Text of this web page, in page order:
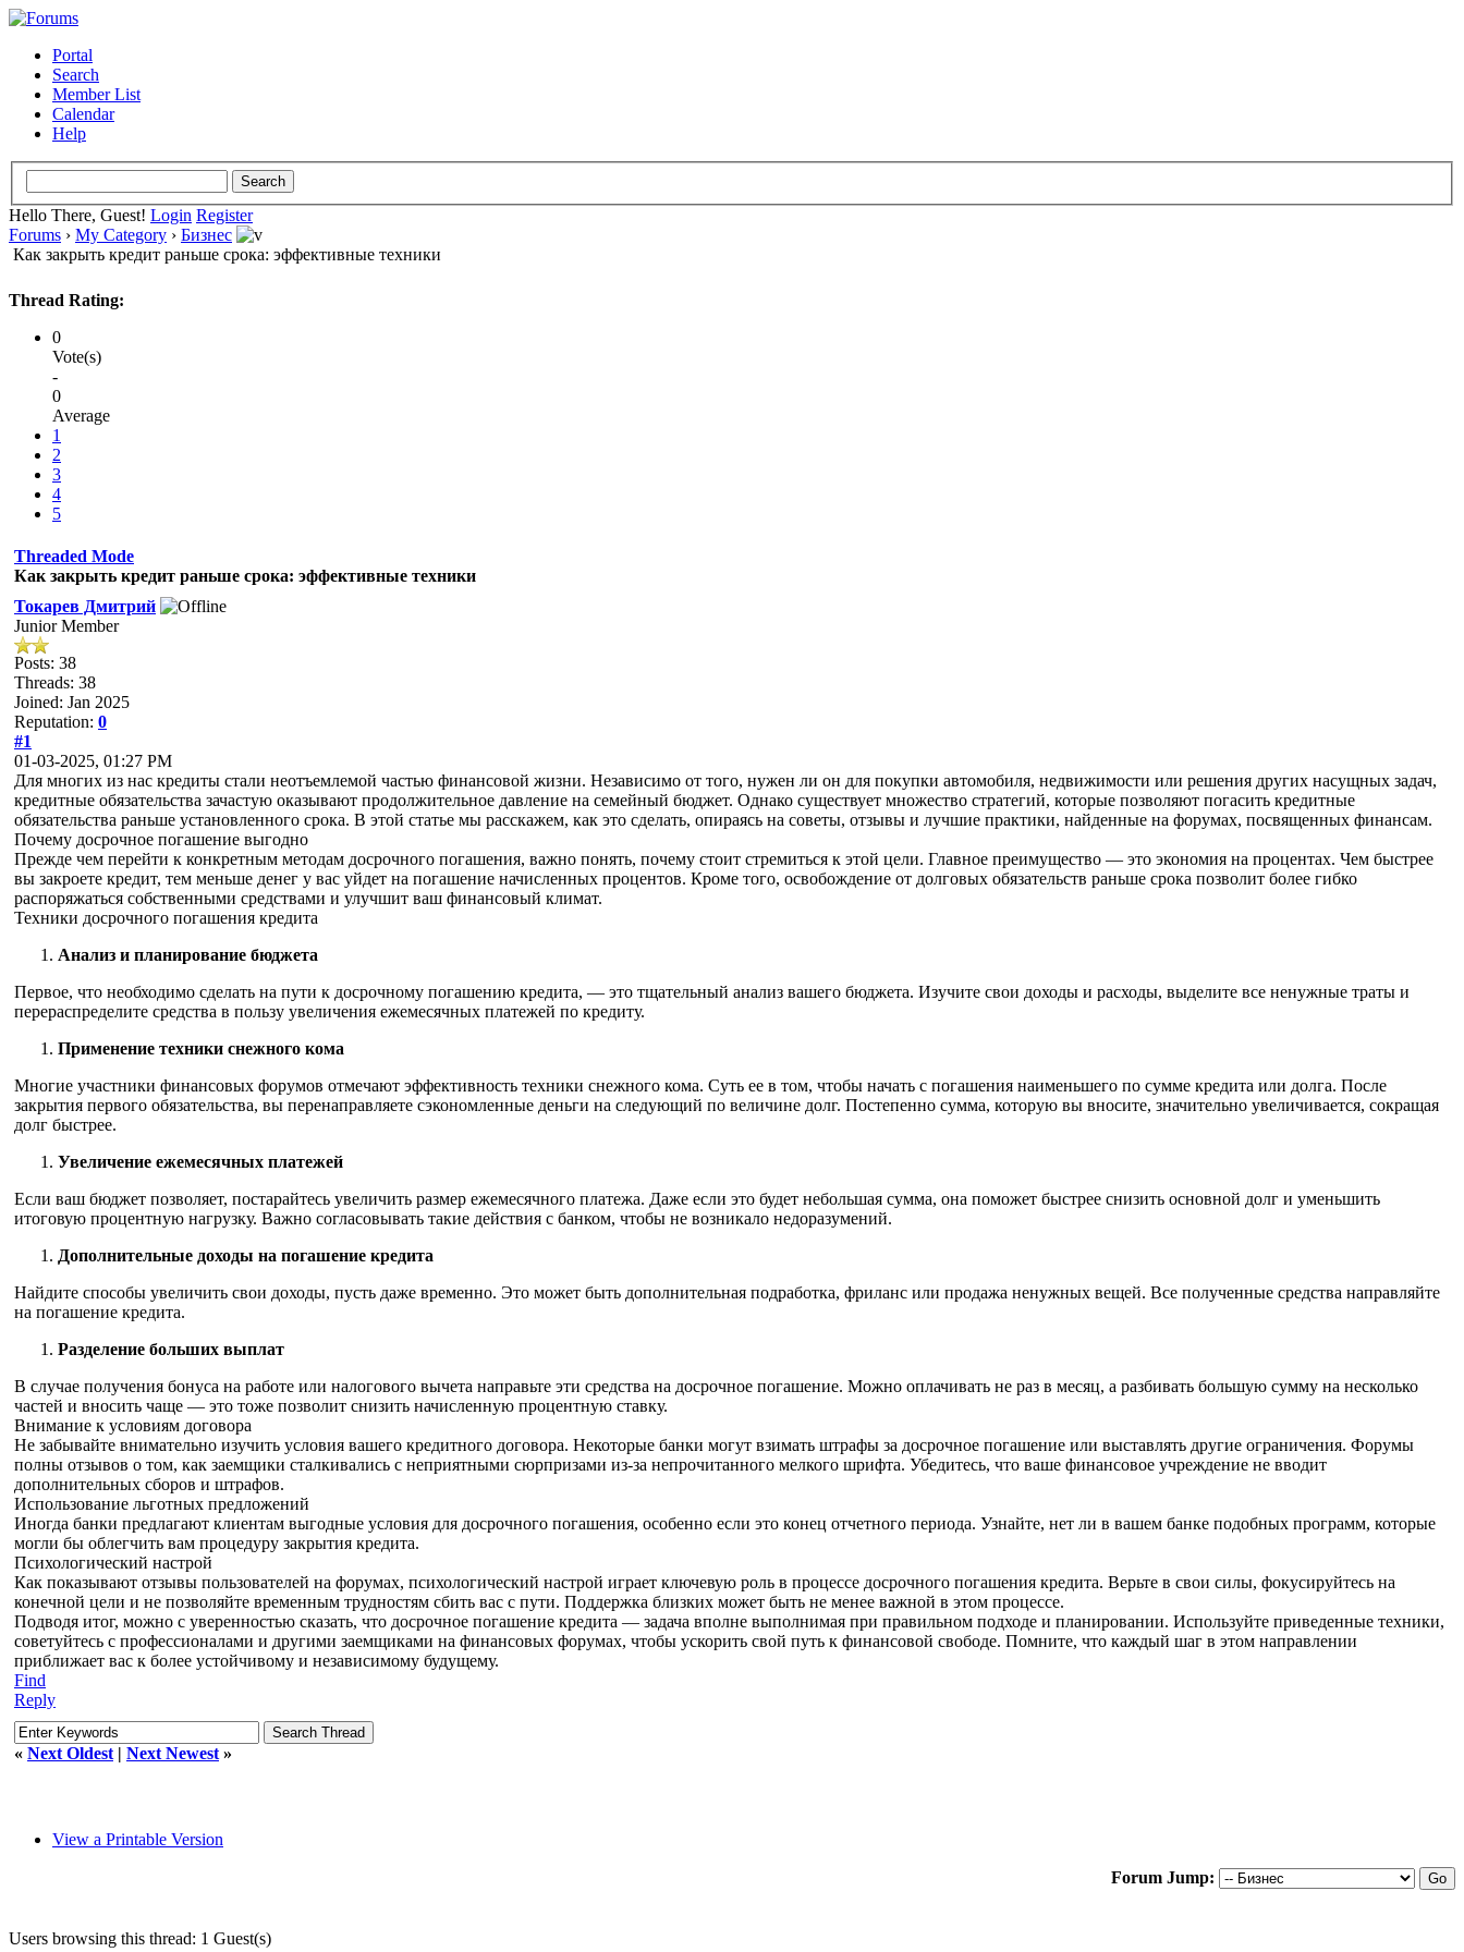
Portal
Search
Member List
Calendar
Help
Hello There, Guest! Login Register
Forums › My Category › Бизнес
Как закрыть кредит раньше срока: эффективные техники
Thread Rating:
0
Vote(s)
-
0
Average
1
2
3
4
5
Threaded Mode
Как закрыть кредит раньше срока: эффективные техники
Токарев Дмитрий
Junior Member
Posts: 38
Threads: 38
Joined: Jan 2025
Reputation: 0
#1
01-03-2025, 01:27 PM
Для многих из нас кредиты стали неотъемлемой частью финансовой жизни. Независимо от того, нужен ли он для покупки автомобиля, недвижимости или решения других насущных задач,
кредитные обязательства зачастую оказывают продолжительное давление на семейный бюджет. Однако существует множество стратегий, которые позволяют погасить кредитные
обязательства раньше установленного срока. В этой статье мы расскажем, как это сделать, опираясь на советы, отзывы и лучшие практики, найденные на форумах, посвященных финансам.
Почему досрочное погашение выгодно
Прежде чем перейти к конкретным методам досрочного погашения, важно понять, почему стоит стремиться к этой цели. Главное преимущество — это экономия на процентах. Чем быстрее
вы закроете кредит, тем меньше денег у вас уйдет на погашение начисленных процентов. Кроме того, освобождение от долговых обязательств раньше срока позволит более гибко
распоряжаться собственными средствами и улучшит ваш финансовый климат.
Техники досрочного погашения кредита
Анализ и планирование бюджета
Первое, что необходимо сделать на пути к досрочному погашению кредита, — это тщательный анализ вашего бюджета. Изучите свои доходы и расходы, выделите все ненужные траты и
перераспределите средства в пользу увеличения ежемесячных платежей по кредиту.
Применение техники снежного кома
Многие участники финансовых форумов отмечают эффективность техники снежного кома. Суть ее в том, чтобы начать с погашения наименьшего по сумме кредита или долга. После
закрытия первого обязательства, вы перенаправляете сэкономленные деньги на следующий по величине долг. Постепенно сумма, которую вы вносите, значительно увеличивается, сокращая
долг быстрее.
Увеличение ежемесячных платежей
Если ваш бюджет позволяет, постарайтесь увеличить размер ежемесячного платежа. Даже если это будет небольшая сумма, она поможет быстрее снизить основной долг и уменьшить
итоговую процентную нагрузку. Важно согласовывать такие действия с банком, чтобы не возникало недоразумений.
Дополнительные доходы на погашение кредита
Найдите способы увеличить свои доходы, пусть даже временно. Это может быть дополнительная подработка, фриланс или продажа ненужных вещей. Все полученные средства направляйте
на погашение кредита.
Разделение больших выплат
В случае получения бонуса на работе или налогового вычета направьте эти средства на досрочное погашение. Можно оплачивать не раз в месяц, а разбивать большую сумму на несколько
частей и вносить чаще — это тоже позволит снизить начисленную процентную ставку.
Внимание к условиям договора
Не забывайте внимательно изучить условия вашего кредитного договора. Некоторые банки могут взимать штрафы за досрочное погашение или выставлять другие ограничения. Форумы
полны отзывов о том, как заемщики сталкивались с неприятными сюрпризами из-за непрочитанного мелкого шрифта. Убедитесь, что ваше финансовое учреждение не вводит
дополнительных сборов и штрафов.
Использование льготных предложений
Иногда банки предлагают клиентам выгодные условия для досрочного погашения, особенно если это конец отчетного периода. Узнайте, нет ли в вашем банке подобных программ, которые
могли бы облегчить вам процедуру закрытия кредита.
Психологический настрой
Как показывают отзывы пользователей на форумах, психологический настрой играет ключевую роль в процессе досрочного погашения кредита. Верьте в свои силы, фокусируйтесь на
конечной цели и не позволяйте временным трудностям сбить вас с пути. Поддержка близких может быть не менее важной в этом процессе.
Подводя итог, можно с уверенностью сказать, что досрочное погашение кредита — задача вполне выполнимая при правильном подходе и планировании. Используйте приведенные техники,
советуйтесь с профессионалами и другими заемщиками на финансовых форумах, чтобы ускорить свой путь к финансовой свободе. Помните, что каждый шаг в этом направлении
приближает вас к более устойчивому и независимому будущему.
Find
Reply
« Next Oldest | Next Newest »
View a Printable Version
Forum Jump:
Users browsing this thread: 1 Guest(s)